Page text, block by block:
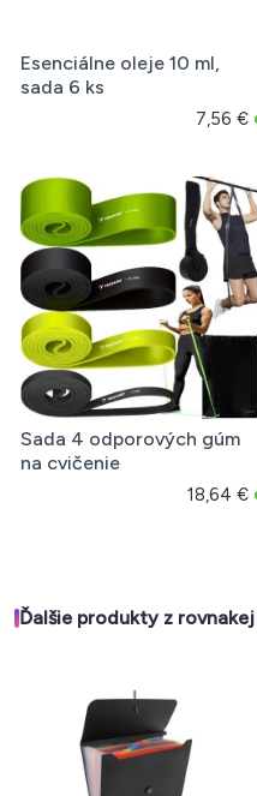
Esenciálne oleje 10 ml,
sada 6 ks
7,56 €
Sada 4 odporových gúm
na cvičenie
18,64 €
Ďalšie produkty z